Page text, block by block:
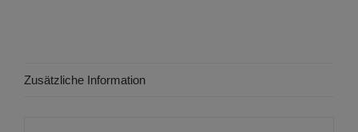
Zusätzliche Information